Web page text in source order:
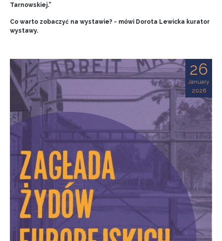
Tarnowskiej.”
Co warto zobaczyć na wystawie? - mówi Dorota Lewicka kurator
wystawy.
26
January
2026